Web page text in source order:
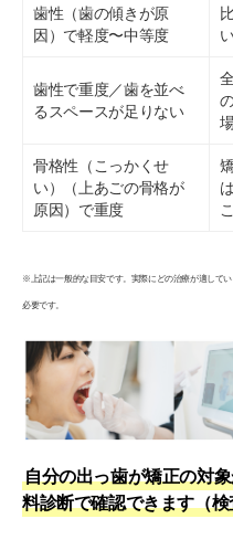
出っ歯矯正のよくある
か？
矯正後に出っ歯は後戻り
横顔・顔つきはどのくら
出っ歯矯正の費用を安
重度の出っ歯でもマウ
診断で確認を
歯性（歯の傾きが原
因）で軽度〜中等度
歯性で重度／歯を並べ
るスペースが足りない
骨格性（こっかくせ
い）（上あごの骨格が
原因）で重度
※上記は一般的な目安です。実際にどの治療が適して
必要です。
自分の出っ歯が矯正の対
料診断で確認できます（検